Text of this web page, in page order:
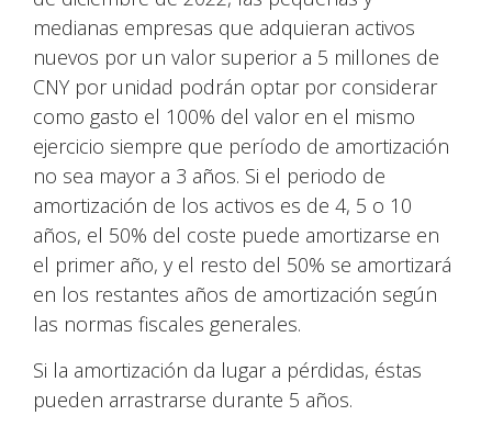
medianas empresas que adquieran activos
nuevos por un valor superior a 5 millones de
CNY por unidad podrán optar por considerar
como gasto el 100% del valor en el mismo
ejercicio siempre que período de amortización
no sea mayor a 3 años. Si el periodo de
amortización de los activos es de 4, 5 o 10
años, el 50% del coste puede amortizarse en
el primer año, y el resto del 50% se amortizará
en los restantes años de amortización según
las normas fiscales generales.
Si la amortización da lugar a pérdidas, éstas
pueden arrastrarse durante 5 años.